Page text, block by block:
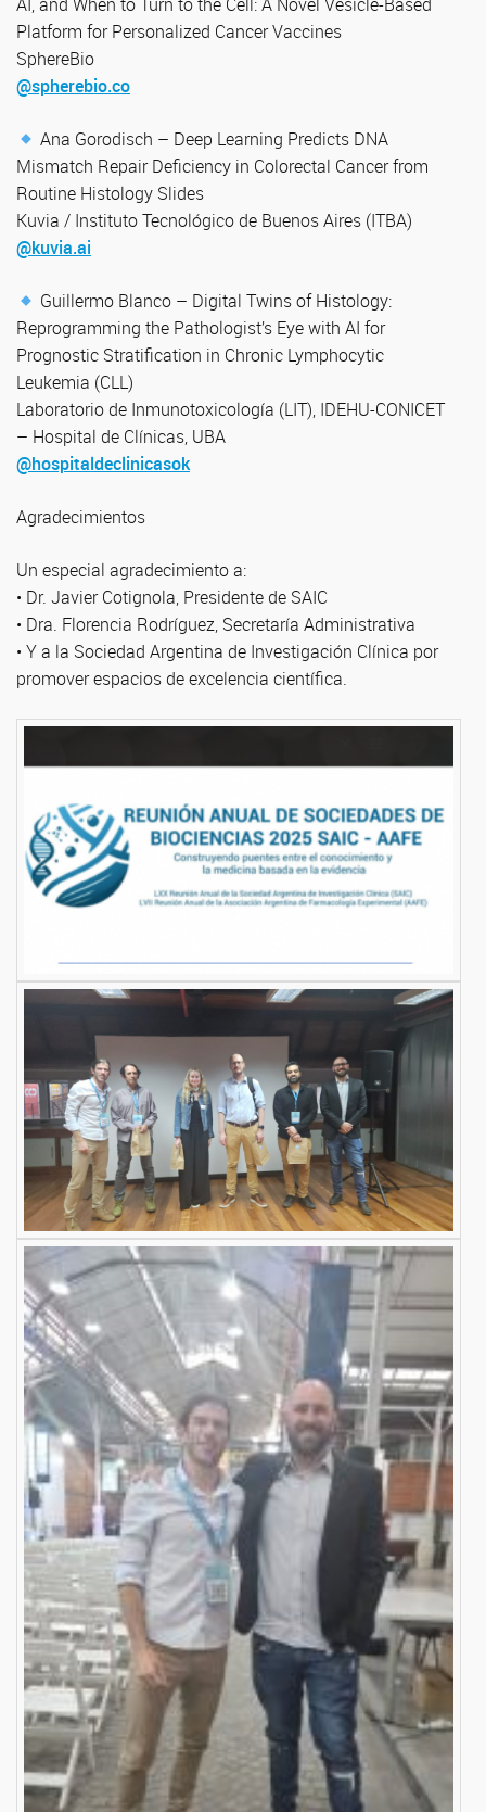
Platform for Personalized Cancer Vaccines
SphereBio
@spherebio.co
Ana Gorodisch – Deep Learning Predicts DNA
Mismatch Repair Deficiency in Colorectal Cancer from
Routine Histology Slides
Kuvia / Instituto Tecnológico de Buenos Aires (ITBA)
@kuvia.ai
Guillermo Blanco – Digital Twins of Histology:
Reprogramming the Pathologist’s Eye with AI for
Prognostic Stratification in Chronic Lymphocytic
Leukemia (CLL)
Laboratorio de Inmunotoxicología (LIT), IDEHU-CONICET
– Hospital de Clínicas, UBA
@hospitaldeclinicasok
Agradecimientos
Un especial agradecimiento a:
• Dr. Javier Cotignola, Presidente de SAIC
• Dra. Florencia Rodríguez, Secretaría Administrativa
• Y a la Sociedad Argentina de Investigación Clínica por
promover espacios de excelencia científica.